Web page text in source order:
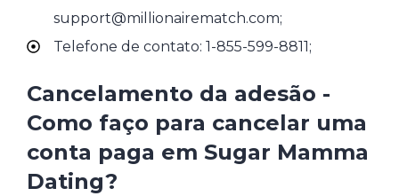
support@millionairematch.com;
Telefone de contato: 1-855-599-8811;
Cancelamento da adesão -
Como faço para cancelar uma
conta paga em Sugar Mamma
Dating?